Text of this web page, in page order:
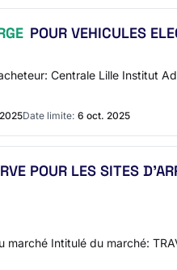
POUR VEHICULES
Centrale Lille Institut
Date limite: 6 oct. 2025
POUR LES SITES
Intitulé du marché: